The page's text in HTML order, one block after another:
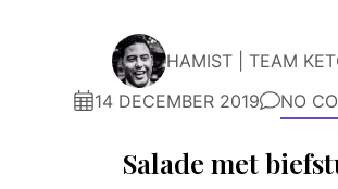
HAMIST | TEAM
14 DECEMBER 2019
NO
Salade met